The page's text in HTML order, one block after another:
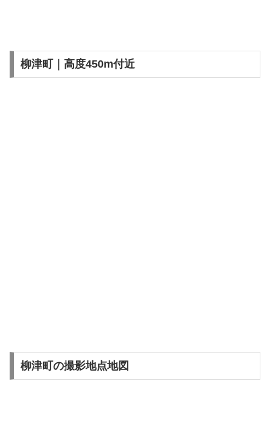
柳津町｜高度450m付近
柳津町の撮影地点地図